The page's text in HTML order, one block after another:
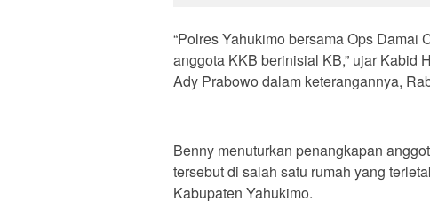
“Polres Yahukimo bersama Ops Damai
anggota KKB berinisial KB,” ujar Kabid
Ady Prabowo dalam keterangannya,
Benny menuturkan penangkapan
tersebut di salah satu rumah yang
Kabupaten Yahukimo.